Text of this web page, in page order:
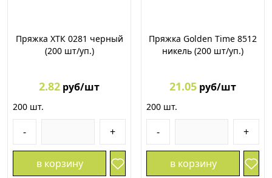
Пряжка ХТК 0281 черный
(200 шт/уп.)
2.82 руб/шт
200 шт.
- +
в корзину
Пряжка Golden Time 8512
никель (200 шт/уп.)
21.05 руб/шт
200 шт.
- +
в корзину